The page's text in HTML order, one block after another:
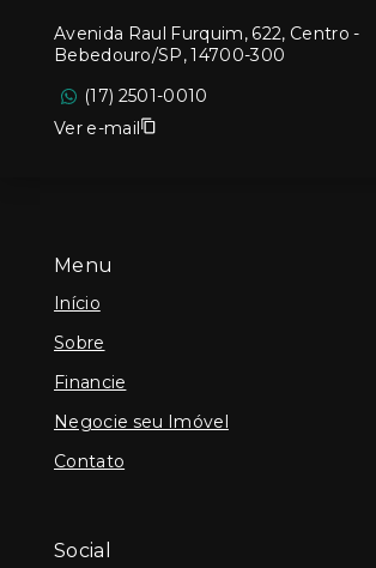
Menu
Início
Sobre
Financie
Negocie seu Imóvel
Contato
Social
Avenida Raul Furquim, 622, Centro -
Bebedouro/SP, 14700-300
(17) 2501-0010
Ver e-mail